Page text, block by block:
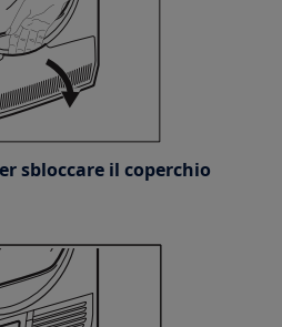
sbloccare il coperchio